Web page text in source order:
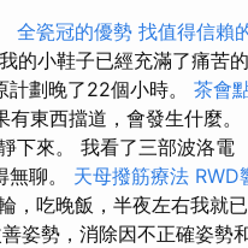
全瓷冠的優勢 找值得信賴
我的小鞋子已經充滿了痛苦的
計劃晚了22個小時。 茶會
東西擋道，會發生什麼。
下來。 我看了三部波洛電
聊。 天母撥筋療法 RWD
，吃晚飯，半夜左右我就已
姿勢，消除因不正確姿勢